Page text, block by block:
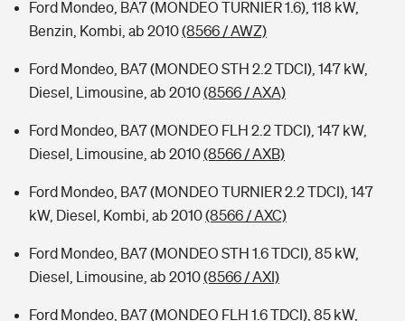
Ford Mondeo, BA7 (MONDEO TURNIER 1.6), 118 kW,
Benzin, Kombi, ab 2010(8566 / AWZ)
Ford Mondeo, BA7 (MONDEO STH 2.2 TDCI), 147 kW,
Diesel, Limousine, ab 2010(8566 / AXA)
Ford Mondeo, BA7 (MONDEO FLH 2.2 TDCI), 147 kW,
Diesel, Limousine, ab 2010(8566 / AXB)
Ford Mondeo, BA7 (MONDEO TURNIER 2.2 TDCI), 147
kW, Diesel, Kombi, ab 2010(8566 / AXC)
Ford Mondeo, BA7 (MONDEO STH 1.6 TDCI), 85 kW,
Diesel, Limousine, ab 2010(8566 / AXI)
Ford Mondeo, BA7 (MONDEO FLH 1.6 TDCI), 85 kW,